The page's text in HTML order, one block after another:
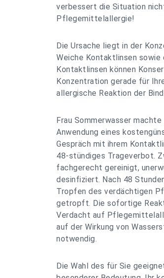
verbessert die Situation
Pflegemittelallergie!
Die Ursache liegt in der
Weiche Kontaktlinsen sowie
Kontaktlinsen können
Konzentration gerade für
allergische Reaktion der
Frau Sommerwasser
Anwendung eines
Gespräch mit ihrem
48-stündiges Trageverbot.
fachgerecht gereinigt,
desinfiziert. Nach 48
Tropfen des verdächtigen
getropft. Die sofortige
Verdacht auf
auf der Wirkung von
notwendig.
Die Wahl des für Sie